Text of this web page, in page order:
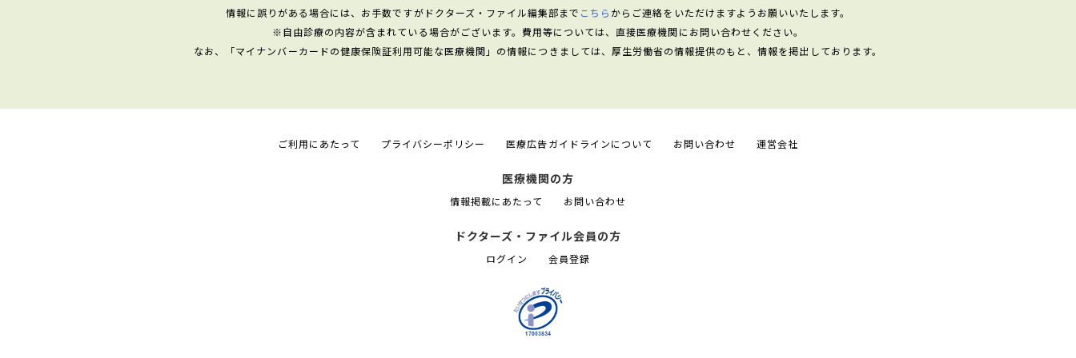
情報に誤りがある場合には、お手数ですがドクターズ・ファイル編集部まで こちら からご連絡をいただけますようお願いいたします。
※自由診療の内容が含まれている場合がございます。費用等については、直接医療機関にお問い合わせください。
なお、「マイナンバーカードの健康保険証利用可能な医療機関」の情報につきましては、厚生労働省の情報提供のもと、情報を掲出しております。
ご利用にあたって プライバシーポリシー 医療広告ガイドラインについて お問い合わせ 運営会社
医療機関の方
情報掲載にあたって お問い合わせ
ドクターズ・ファイル会員の方
ログイン 会員登録